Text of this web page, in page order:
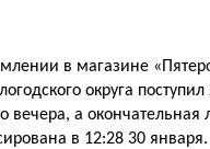
в магазине
округа
вечера, а окончательная
в 12:28 30 января.